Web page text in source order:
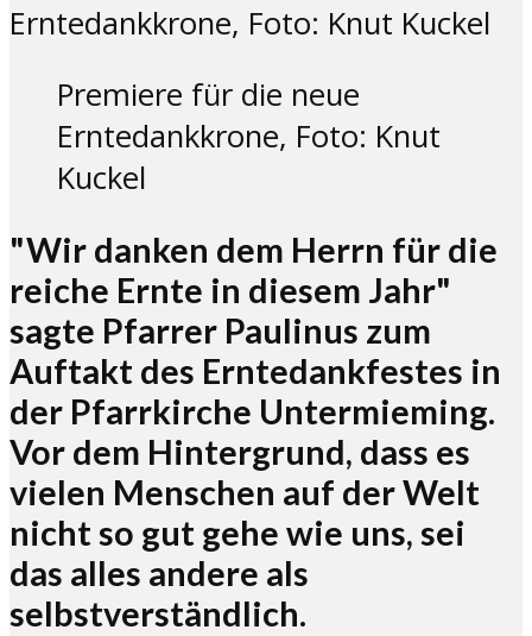
Premiere für die neue
Erntedankkrone, Foto: Knut
Kuckel
"Wir danken dem Herrn für die
reiche Ernte in diesem Jahr"
sagte Pfarrer Paulinus zum
Auftakt des Erntedankfestes in
der Pfarrkirche Untermieming.
Vor dem Hintergrund, dass es
vielen Menschen auf der Welt
nicht so gut gehe wie uns, sei
das alles andere als
selbstverständlich.